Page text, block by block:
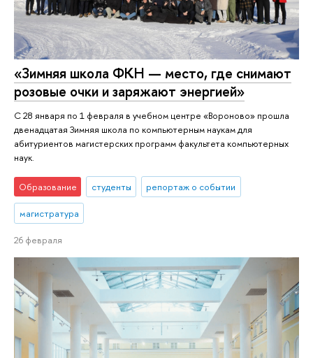
«Зимняя школа ФКН — место, где снимают
розовые очки и заряжают энергией»
С 28 января по 1 февраля в учебном центре «Вороново» прошла
двенадцатая Зимняя школа по компьютерным наукам для
абитуриентов магистерских программ факультета компьютерных
наук.
Образование студенты репортаж о событии
магистратура
26 февраля